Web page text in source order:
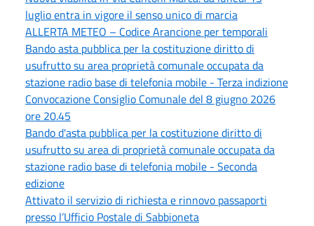
luglio entra in vigore il senso unico di marcia
ALLERTA METEO – Codice Arancione per temporali
Bando asta pubblica per la costituzione diritto di
usufrutto su area proprietà comunale occupata da
stazione radio base di telefonia mobile - Terza indizione
Convocazione Consiglio Comunale del 8 giugno 2026
ore 20.45
Bando d'asta pubblica per la costituzione diritto di
usufrutto su area di proprietà comunale occupata da
stazione radio base di telefonia mobile - Seconda
edizione
Attivato il servizio di richiesta e rinnovo passaporti
presso l’Ufficio Postale di Sabbioneta